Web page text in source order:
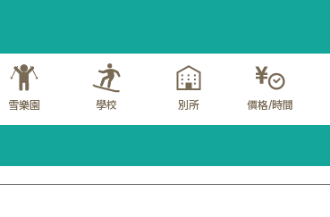
雪樂園 學校 別所 價格/時間